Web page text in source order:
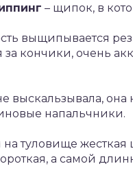
– щипок, в
выщипывается
кончики, очень
выскальзывала,
напальчники.
туловище жесткая
а самой